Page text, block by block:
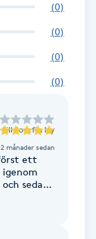
(0)
(0)
(0)
(0)
till Josefin Ivy
månader sedan
ett
sedan
mig så